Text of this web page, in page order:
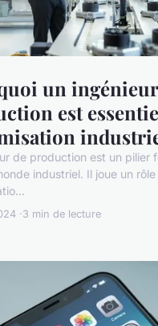
un
est
de production est un pilier
industriel. Il joue un
3 min de lecture